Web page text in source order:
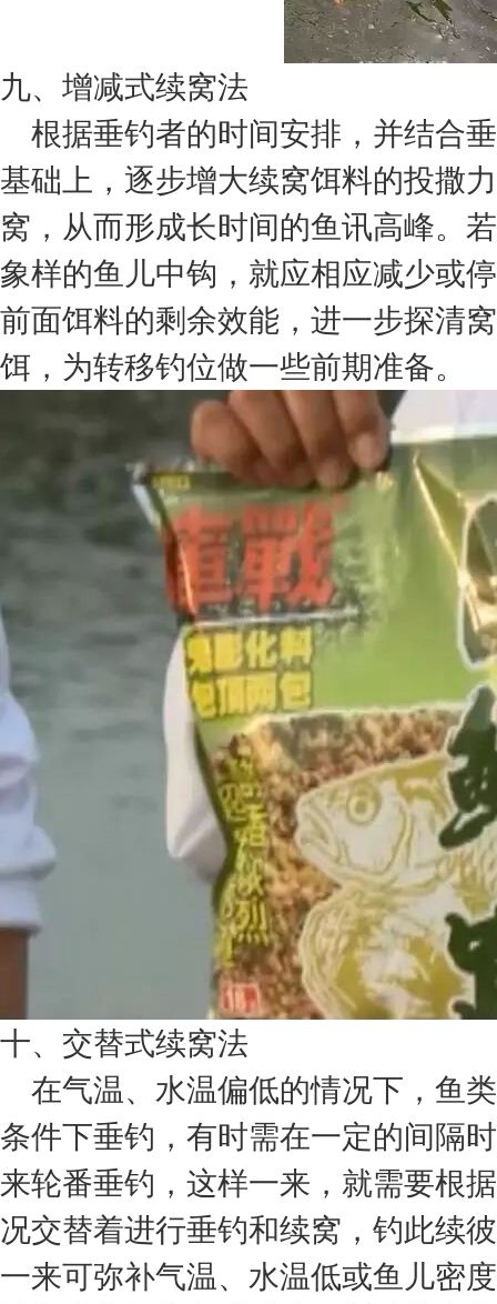
九、增减式续窝法
根据垂钓者的时间安排，并结合
基础上，逐步增大续窝饵料的投撒
窝，从而形成长时间的鱼讯高峰。
象样的鱼儿中钩，就应相应减少或
前面饵料的剩余效能，进一步探清
饵，为转移钓位做一些前期准备。
十、交替式续窝法
在气温、水温偏低的情况下，鱼
条件下垂钓，有时需在一定的间隔
来轮番垂钓，这样一来，就需要根
况交替着进行垂钓和续窝，钓此续
一来可弥补气温、水温低或鱼儿密